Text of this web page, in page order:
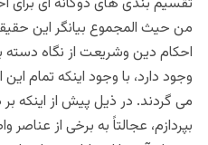
من حیث المجموع بیانگر این
احکام دین وشریعت از نگاه دسته
وجود دارد، با وجود اینکه تمام
می گردند. در ذیل پیش از اینکه
بپردازم، عجالتاً به برخی از